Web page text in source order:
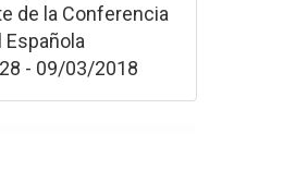
de la Conferencia
Española
- 09/03/2018